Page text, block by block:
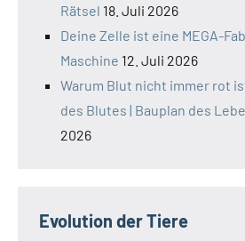
Rätsel 18. Juli 2026
Deine Zelle ist eine MEGA-
Maschine 12. Juli 2026
Warum Blut nicht immer rot
des Blutes | Bauplan des
2026
Evolution der Tiere